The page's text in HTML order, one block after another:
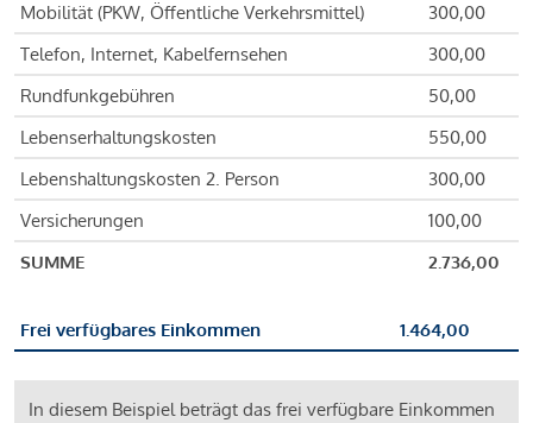
Mobilität (PKW, Öffentliche Verkehrsmittel)
300,00
Telefon, Internet, Kabelfernsehen
300,00
Rundfunkgebühren
50,00
Lebenserhaltungskosten
550,00
Lebenshaltungskosten 2. Person
300,00
Versicherungen
100,00
SUMME
2.736,00
Frei verfügbares Einkommen 1.464,00
In diesem Beispiel beträgt das frei verfügbare Einkommen